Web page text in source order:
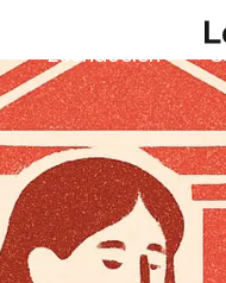
Leendoelen